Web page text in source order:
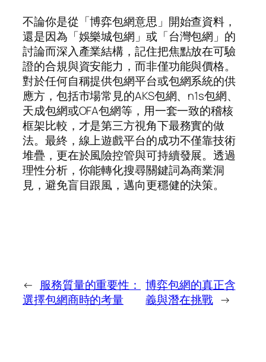
不論你是從「博弈包網意思」開始查資料，
還是因為「娛樂城包網」或「台灣包網」的
討論而深入產業結構，記住把焦點放在可驗
證的合規與資安能力，而非僅功能與價格。
對於任何自稱提供包網平台或包網系統的供
應方，包括市場常見的AKS包網、n1s包網、
天成包網或OFA包網等，用一套一致的稽核
框架比較，才是第三方視角下最務實的做
法。最終，線上遊戲平台的成功不僅靠技術
堆疊，更在於風險控管與可持續發展。透過
理性分析，你能轉化搜尋關鍵詞為商業洞
見，避免盲目跟風，邁向更穩健的決策。
← 服務質量的重要性：
選擇包網商時的考量
博弈包網的真正含
義與潛在挑戰 →